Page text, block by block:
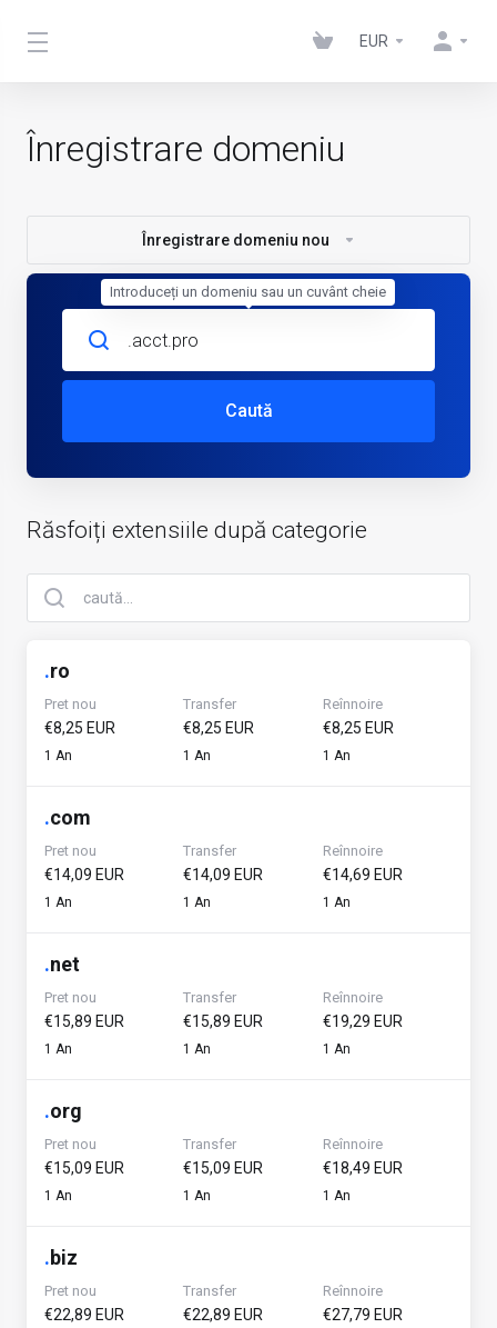
EUR
Înregistrare domeniu
Înregistrare domeniu nou
Caută
Răsfoiți extensiile după categorie
.ro
Pret nou
€8,25 EUR
1 An
Transfer
€8,25 EUR
1 An
Reînnoire
€8,25 EUR
1 An
.com
Pret nou
€14,09 EUR
1 An
Transfer
€14,09 EUR
1 An
Reînnoire
€14,69 EUR
1 An
.net
Pret nou
€15,89 EUR
1 An
Transfer
€15,89 EUR
1 An
Reînnoire
€19,29 EUR
1 An
.org
Pret nou
€15,09 EUR
1 An
Transfer
€15,09 EUR
1 An
Reînnoire
€18,49 EUR
1 An
.biz
Pret nou
€22,89 EUR
Transfer
€22,89 EUR
Reînnoire
€27,79 EUR
Introduceți un domeniu sau un cuvânt cheie